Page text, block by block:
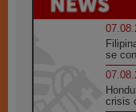
se
crisis